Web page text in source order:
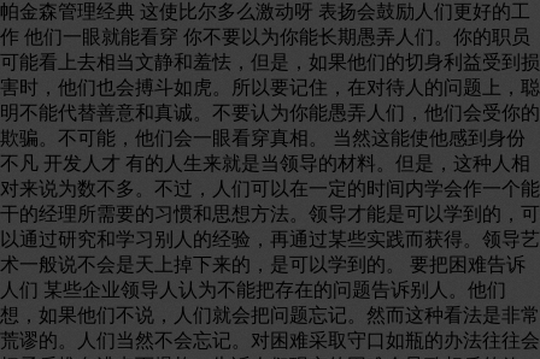
帕金森管理经典 这使比尔多么激动呀 表扬会鼓励人们更好的工
作 他们一眼就能看穿 你不要以为你能长期愚弄人们。你的职员
可能看上去相当文静和羞怯，但是，如果他们的切身利益受到损
害时，他们也会搏斗如虎。所以要记住，在对待人的问题上，聪
明不能代替善意和真诚。不要认为你能愚弄人们，他们会受你的
欺骗。不可能，他们会一眼看穿真相。 当然这能使他感到身份
不凡 开发人才 有的人生来就是当领导的材料。但是，这种人相
对来说为数不多。不过，人们可以在一定的时间内学会作一个能
干的经理所需要的习惯和思想方法。领导才能是可以学到的，可
以通过研究和学习别人的经验，再通过某些实践而获得。领导艺
术一般说不会是天上掉下来的，是可以学到的。 要把困难告诉
人们 某些企业领导人认为不能把存在的问题告诉别人。他们
想，如果他们不说，人们就会把问题忘记。然而这种看法是非常
荒谬的。人们当然不会忘记。对困难采取守口如瓶的办法往往会